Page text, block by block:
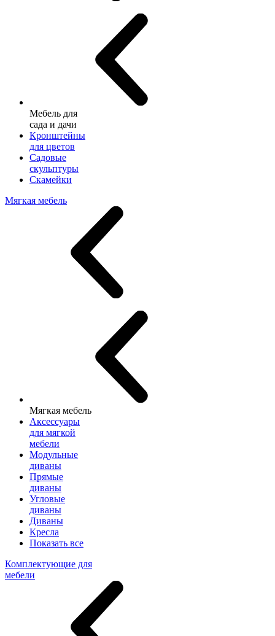
Мебель для
сада и дачи
Кронштейны
для цветов
Садовые
скульптуры
Скамейки
Мягкая мебель
Мягкая мебель
Аксессуары
для мягкой
мебели
Модульные
диваны
Прямые
диваны
Угловые
диваны
Диваны
Кресла
Показать все
Комплектующие для
мебели